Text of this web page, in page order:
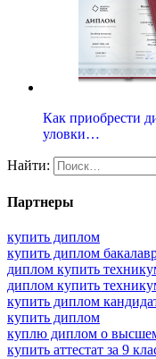
Как приобрести
уловки…
Найти:
Партнеры
купить диплом
купить диплом
диплом купить
диплом купить
купить диплом
купить диплом
куплю диплом о
купить аттестат за 9